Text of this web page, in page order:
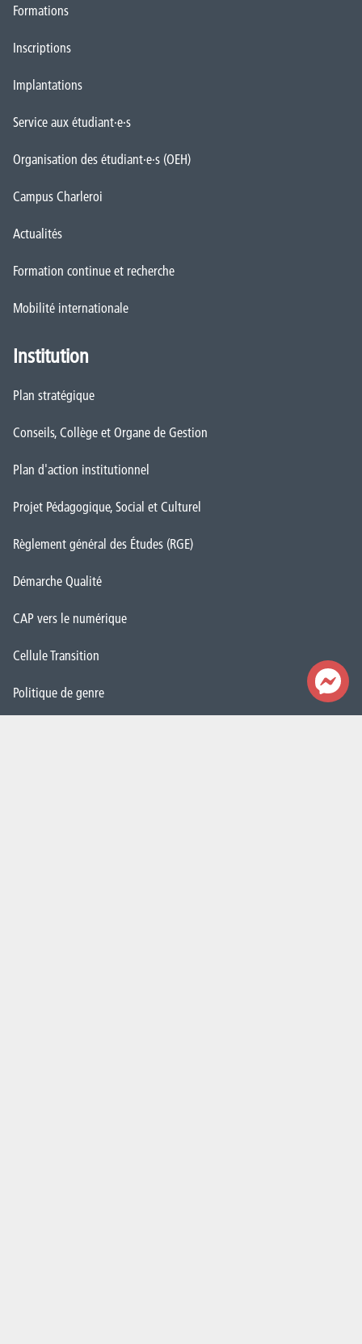
Formations
Inscriptions
Implantations
Service aux étudiant·e·s
Organisation des étudiant·e·s (OEH)
Campus Charleroi
Actualités
Formation continue et recherche
Mobilité internationale
Institution
Plan stratégique
Conseils, Collège et Organe de Gestion
Plan d'action institutionnel
Projet Pédagogique, Social et Culturel
Règlement général des Études (RGE)
Démarche Qualité
CAP vers le numérique
Cellule Transition
Politique de genre